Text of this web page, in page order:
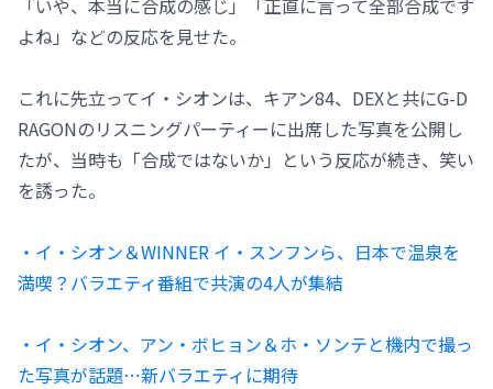
「いや、本当に合成の感じ」「正直に言って全部合成です
よね」などの反応を見せた。
これに先立ってイ・シオンは、キアン84、DEXと共にG-D
RAGONのリスニングパーティーに出席した写真を公開し
たが、当時も「合成ではないか」という反応が続き、笑い
を誘った。
・イ・シオン＆WINNER イ・スンフンら、日本で温泉を
満喫？バラエティ番組で共演の4人が集結
・イ・シオン、アン・ボヒョン＆ホ・ソンテと機内で撮っ
た写真が話題…新バラエティに期待